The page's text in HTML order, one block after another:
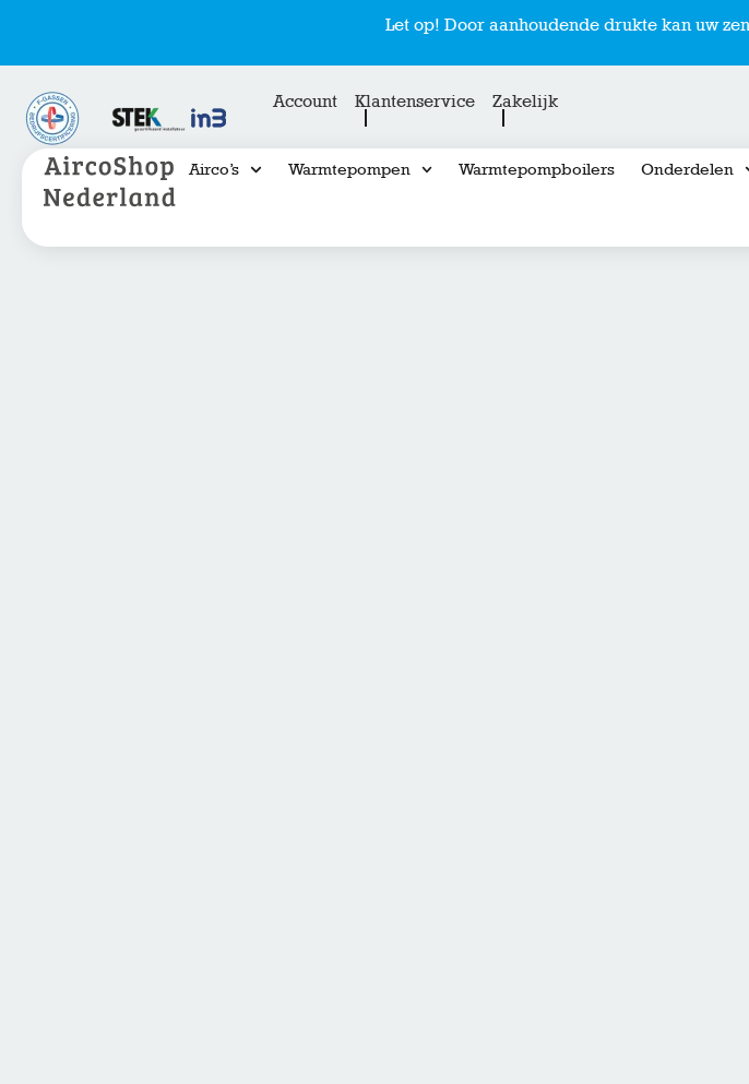
Let op! Door aanhoudende drukte kan uw
Account Klantenservice Zakelijk
Airco’s Warmtepompen Warmtepompboilers Onderdelen